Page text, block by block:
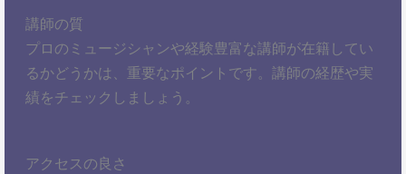
講師の質
プロのミュージシャンや経験豊富な講師が在籍してい
るかどうかは、重要なポイントです。講師の経歴や実
績をチェックしましょう。
アクセスの良さ